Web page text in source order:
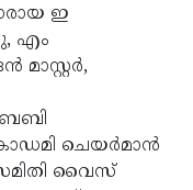
ഇ
എം
മാസ്റ്റര്‍,
ചെയര്‍മാന്‍
വൈസ്